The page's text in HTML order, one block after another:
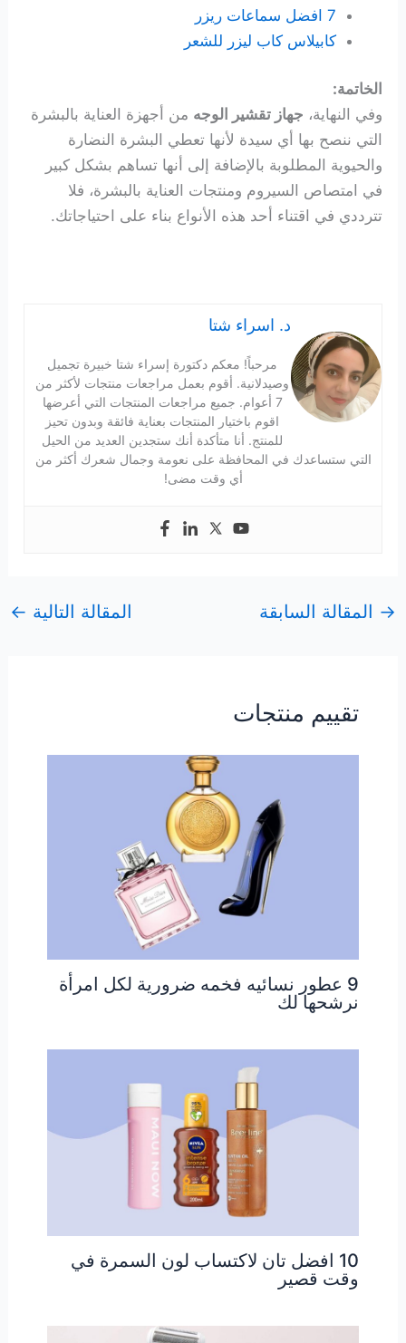
7 افضل سماعات ريزر
كابيلاس كاب ليزر للشعر
الخاتمة:
وفي النهاية، جهاز تقشير الوجه من أجهزة العناية بالبشرة
التي ننصح بها أي سيدة لأنها تعطي البشرة النضارة
والحيوية المطلوبة بالإضافة إلى أنها تساهم بشكل كبير
في امتصاص السيروم ومنتجات العناية بالبشرة، فلا
تترددي في اقتناء أحد هذه الأنواع بناء على احتياجاتك.
د. اسراء شتا
مرحباً! معكم دكتورة إسراء شتا خبيرة تجميل
وصيدلانية. أقوم بعمل مراجعات منتجات لأكثر من
7 أعوام. جميع مراجعات المنتجات التي أعرضها
اقوم باختيار المنتجات بعناية فائقة وبدون تحيز
للمنتج. أنا متأكدة أنك ستجدين العديد من الحيل
التي ستساعدك في المحافظة على نعومة وجمال شعرك أكثر من
أي وقت مضى!
→ المقالة السابقة المقالة التالية ←
تقييم منتجات
9 عطور نسائيه فخمه ضرورية لكل امرأة
نرشحها لك
10 افضل تان لاكتساب لون السمرة في
وقت قصير